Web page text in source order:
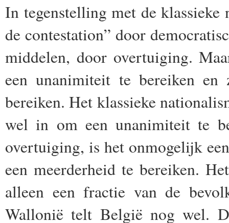
In tegenstelling met de
de contestation” door
middelen, door overtuiging.
een unanimiteit te bereiken
bereiken. Het klassieke
wel in om een unanimiteit te
overtuiging, is het onmogelijk
een meerderheid te bereiken.
alleen een fractie van de
Wallonië telt België nog wel.